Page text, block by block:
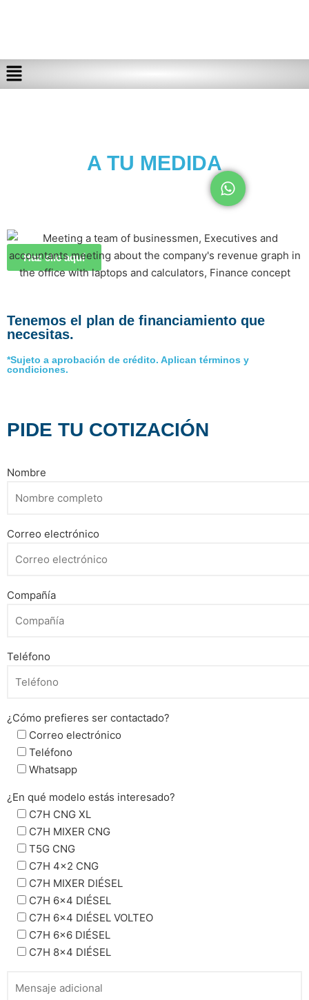
A TU MEDIDA
Haz clic aquí
Tenemos el plan de financiamiento que
necesitas.
*Sujeto a aprobación de crédito. Aplican términos y
condiciones.
PIDE TU COTIZACIÓN
Nombre
Correo electrónico
Compañía
Teléfono
¿Cómo prefieres ser contactado?
Correo electrónico
Teléfono
Whatsapp
¿En qué modelo estás interesado?
C7H CNG XL
C7H MIXER CNG
T5G CNG
C7H 4x2 CNG
C7H MIXER DIÉSEL
C7H 6x4 DIÉSEL
C7H 6x4 DIÉSEL VOLTEO
C7H 6x6 DIÉSEL
C7H 8x4 DIÉSEL